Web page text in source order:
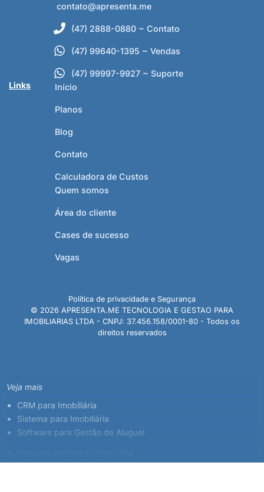
contato@apresenta.me
(47) 2888-0880 ~ Contato
(47) 99640-1395 ~ Vendas
(47) 99997-9927 ~ Suporte
Links
Início
Planos
Blog
Contato
Calculadora de Custos
Quem somos
Área do cliente
Cases de sucesso
Vagas
© 2026 APRESENTA.ME TECNOLOGIA E GESTAO PARA
IMOBILIARIAS LTDA - CNPJ: 37.456.158/0001-80 - Todos os
direitos reservados
Política de privacidade e Segurança
Veja mais
CRM para Imobiliária
Sistema para Imobiliária
Software para Gestão de Aluguel